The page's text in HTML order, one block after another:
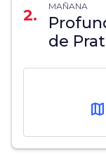
2. MAÑANA
de
map